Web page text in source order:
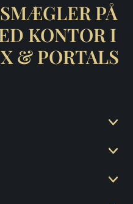
PÅ
KONTOR I
& PORTALS